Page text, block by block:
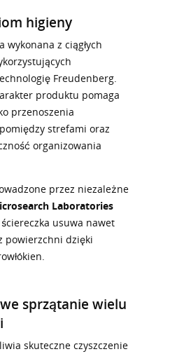
higieny
wykonana z ciągłych
Freudenberg.
produktu pomaga
przenoszenia
strefami oraz
organizowania
przez niezależne
Laboratories
usuwa nawet
powierzchni dzięki
sprzątanie wielu
skuteczne czyszczenie